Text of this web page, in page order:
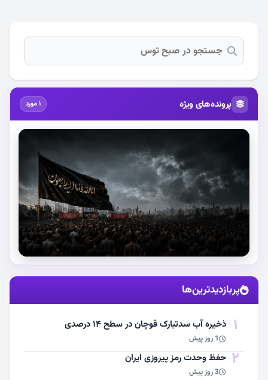
پرونده‌های ویژه 1 مورد
استقبال از آقای شهید ایران
مشاهده اخبار
پربازدیدترین‌ها
1 ذخیره آب سدتبارک قوچان در سطح ۱۴ درصدی
1 روز پیش
2 حفظ وحدت رمز پیروزی ایران
3 روز پیش